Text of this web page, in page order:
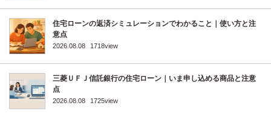
住宅ローンの返済シミュレーションでわかること｜使い方と注
意点
2026.08.08 1718view
三菱ＵＦＪ信託銀行の住宅ローン｜いま申し込める商品と注意
点
2026.08.08 1725view